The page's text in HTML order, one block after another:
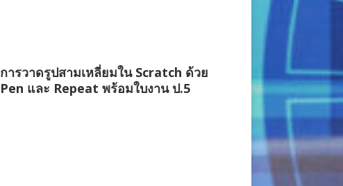
การวาดรูปสามเหลี่ยมใน Scratch ด้วย
Pen และ Repeat พร้อมใบงาน ป.5